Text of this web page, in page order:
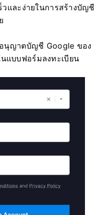
วและง่ายในการสร้างบัญชี
นุญาตบัญชี Google ของ
แบบฟอร์มลงทะเบียน